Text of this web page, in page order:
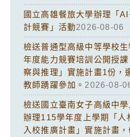
國立高雄餐旅大學辦理「
計競賽」活動2026-08-06
檢送普通型高級中等學校
年度能力競賽培訓公開授
察與推理」實施計畫1份，
教師踴躍參加。 2026-08-
檢送國立臺南女子高級中
辦理115學年度上學期「人
入校推廣計畫」實施計畫